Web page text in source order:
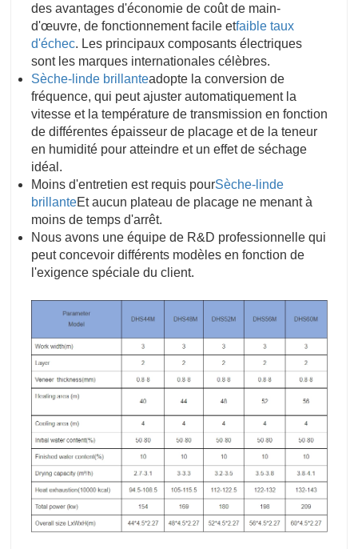
des avantages d'économie de coût de main-
d'œuvre, de fonctionnement facile etfaible taux
d'échec. Les principaux composants électriques
sont les marques internationales célèbres.
Sèche-linde brillanteadopte la conversion de
fréquence, qui peut ajuster automatiquement la
vitesse et la température de transmission en fonction
de différentes épaisseur de placage et de la teneur
en humidité pour atteindre et un effet de séchage
idéal.
Moins d'entretien est requis pourSèche-linde
brillanteEt aucun plateau de placage ne menant à
moins de temps d'arrêt.
Nous avons une équipe de R&D professionnelle qui
peut concevoir différents modèles en fonction de
l'exigence spéciale du client.